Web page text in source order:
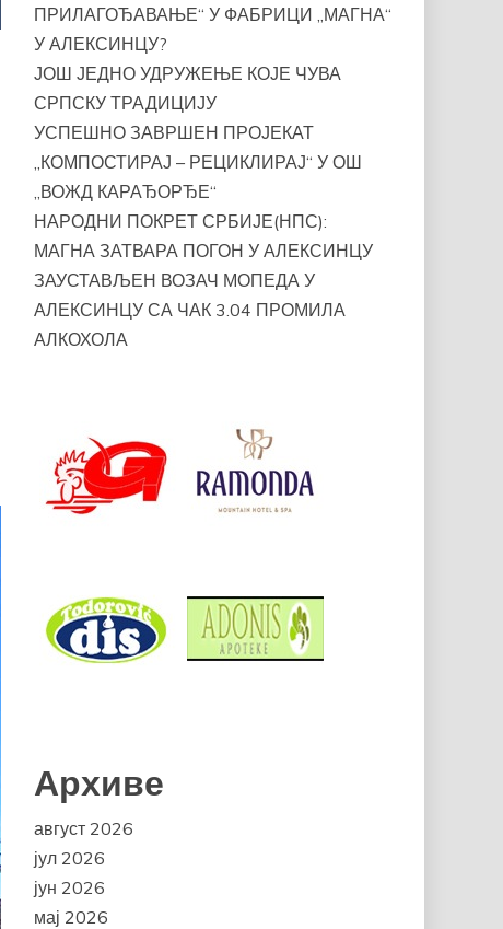
ПРИЛАГОЂАВАЊЕ“ У ФАБРИЦИ „МАГНА“
У АЛЕКСИНЦУ?
ЈОШ ЈЕДНО УДРУЖЕЊЕ КОЈЕ ЧУВА
СРПСКУ ТРАДИЦИЈУ
УСПЕШНО ЗАВРШЕН ПРОЈЕКАТ
„КОМПОСТИРАЈ – РЕЦИКЛИРАЈ“ У ОШ
„ВОЖД КАРАЂОРЂЕ“
НАРОДНИ ПОКРЕТ СРБИЈЕ(НПС):
МАГНА ЗАТВАРА ПОГОН У АЛЕКСИНЦУ
ЗАУСТАВЉЕН ВОЗАЧ МОПЕДА У
АЛЕКСИНЦУ СА ЧАК 3.04 ПРОМИЛА
АЛКОХОЛА
Архиве
август 2026
јул 2026
јун 2026
мај 2026